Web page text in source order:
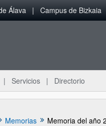
Álava Campus de Bizkaia
Servicios Directorio
Memorias Memoria del año